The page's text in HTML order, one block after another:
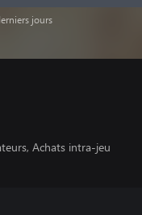
jours
Achats intra-jeu